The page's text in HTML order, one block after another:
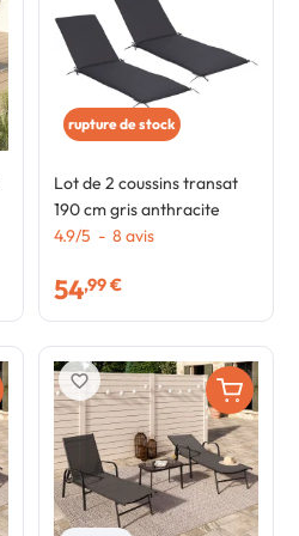
rupture de stock
Lot de 2 coussins transat
190 cm gris anthracite
4.9/5 - 8 avis
54,99 €
favorite_border